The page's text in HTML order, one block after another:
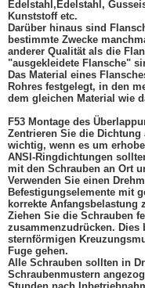
Edelstahl, Edelstahl,
Kunststoff etc.
Darüber hinaus sind
bestimmte Zwecke
anderer Qualität als die
"ausgekleidete Flansche"
Das Material eines
Rohres festgelegt, in den
dem gleichen Material wie
F53 Montage des
Zentrieren Sie die
wichtig, wenn es um
ANSI-Ringdichtungen
mit den Schrauben an Ort
Verwenden Sie einen
Befestigungselemente mit
korrekte Anfangsbelastung
Ziehen Sie die Schrauben
zusammenzudrücken. Dies
sternförmigen
Fuge gehen.
Alle Schrauben sollten in
Schraubenmustern